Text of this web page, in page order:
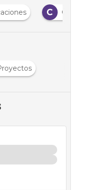
C Centro